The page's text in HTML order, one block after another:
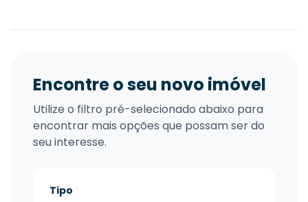
Encontre o seu novo imóvel
Utilize o filtro pré-selecionado abaixo para
encontrar mais opções que possam ser do
seu interesse.
Tipo